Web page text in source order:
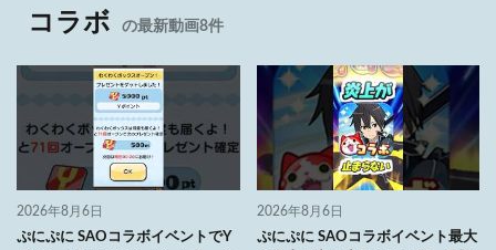
コラボ の最新動画8件
2026年8月6日
ぷにぷに SAOコラボイベントでY
2026年8月6日
ぷにぷに SAOコラボイベント最大